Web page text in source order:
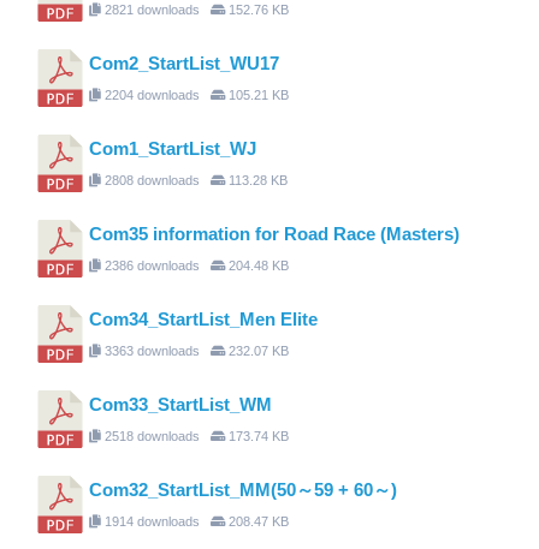
2821 downloads 152.76 KB
Com2_StartList_WU17
2204 downloads 105.21 KB
Com1_StartList_WJ
2808 downloads 113.28 KB
Com35 information for Road Race (Masters)
2386 downloads 204.48 KB
Com34_StartList_Men Elite
3363 downloads 232.07 KB
Com33_StartList_WM
2518 downloads 173.74 KB
Com32_StartList_MM(50～59 + 60～)
1914 downloads 208.47 KB